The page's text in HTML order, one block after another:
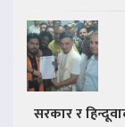
सरकार र